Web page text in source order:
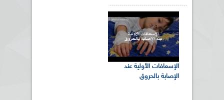
الإسعافات الأولية عند
الإصابة بالحروق